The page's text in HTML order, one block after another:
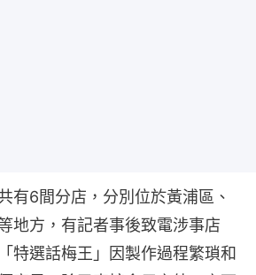
有6間分店，分別位於黃浦區、
地方，有記者事後致電涉事店
特選話梅王」因製作過程繁瑣和